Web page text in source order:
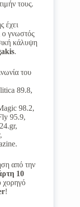
τους.
έχει
ο γνωστός
κάλυψη
.
του
89.8,
98.2,
95.9,
από την
10
χορηγό
!